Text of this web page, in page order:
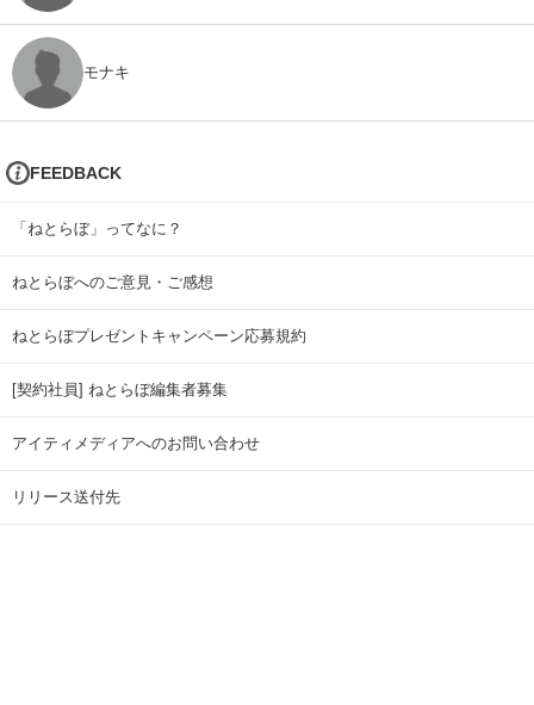
モナキ
FEEDBACK
「ねとらぼ」ってなに？
ねとらぼへのご意見・ご感想
ねとらぼプレゼントキャンペーン応募規約
[契約社員] ねとらぼ編集者募集
アイティメディアへのお問い合わせ
リリース送付先